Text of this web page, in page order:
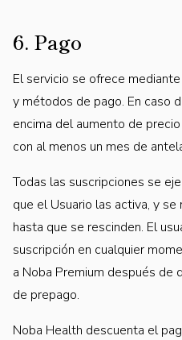
6. Pago
El servicio se ofrece
y métodos de pago. En caso
encima del aumento de
con al menos un mes de
Todas las suscripciones se
que el Usuario las activa, y
hasta que se rescinden. El
suscripción en cualquier
a Noba Premium después de
de prepago.
Noba Health descuenta el